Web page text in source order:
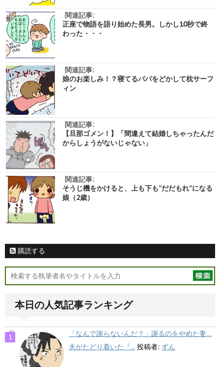
関連記事:
正座で物語を語り始めた長男。しかし10秒で終
わった・・・
関連記事:
娘のお楽しみ！？寝てるパパをどかして枕サーフ
ィン
関連記事:
【旦那ゴメン！】「間違えて結婚しちゃったんだ
からしょうがないじゃない」
関連記事:
そうじ機をかけると、上も下も”だだもれ”になる
娘（2歳）
購読する
本日の人気記事ランキング
「なんで謝らないんだ？」謝るのをやめた妻…
夫がたどり着いた『... 投稿者: ずん